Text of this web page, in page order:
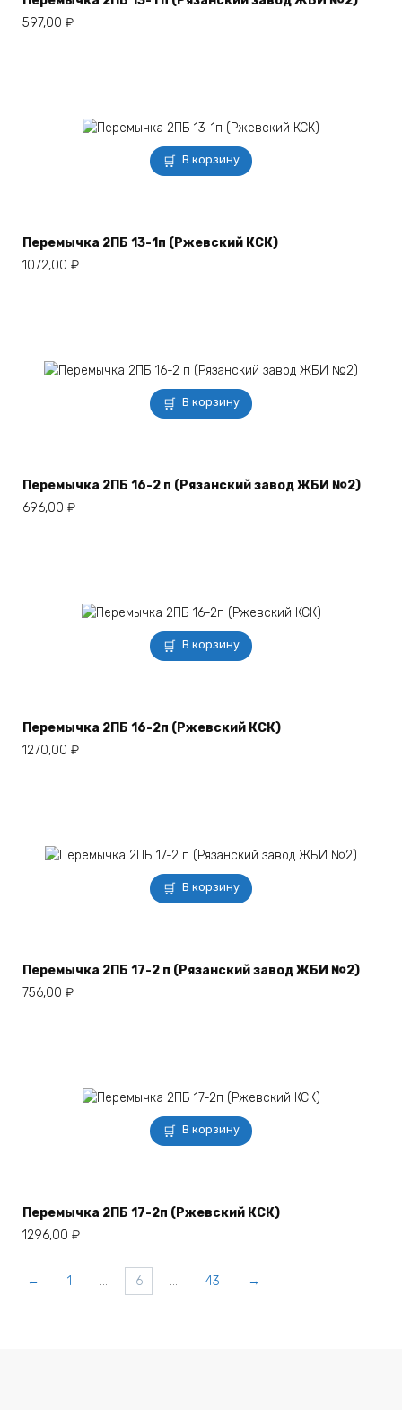
597,00 ₽
В корзину
Перемычка 2ПБ 13-1п (Ржевский КСК)
1072,00 ₽
В корзину
Перемычка 2ПБ 16-2 п (Рязанский завод ЖБИ №2)
696,00 ₽
В корзину
Перемычка 2ПБ 16-2п (Ржевский КСК)
1270,00 ₽
В корзину
Перемычка 2ПБ 17-2 п (Рязанский завод ЖБИ №2)
756,00 ₽
В корзину
Перемычка 2ПБ 17-2п (Ржевский КСК)
1296,00 ₽
← 1 … 6 … 43 →